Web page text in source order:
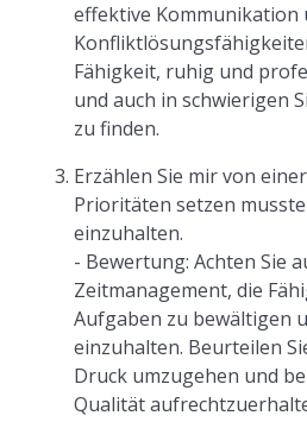
effektive Kommunikation
Fähigkeit, ruhig und
und auch in schwierigen
zu finden.
Erzählen Sie mir von
Prioritäten setzen
einzuhalten.
- Bewertung: Achten Sie
Zeitmanagement, die
Aufgaben zu bewältigen
einzuhalten. Beurteilen
Druck umzugehen und
Qualität